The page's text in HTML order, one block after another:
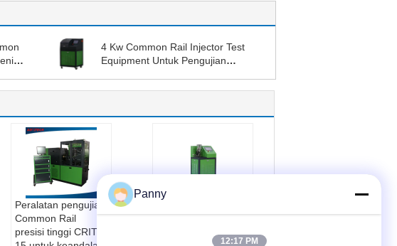
4 Kw Common Rail Injector Test
Equipment Untuk Pengujian
Peralatan pengujian
Common Rail
presisi tinggi CRITB-
Precision Common
Panny
12:17 PM